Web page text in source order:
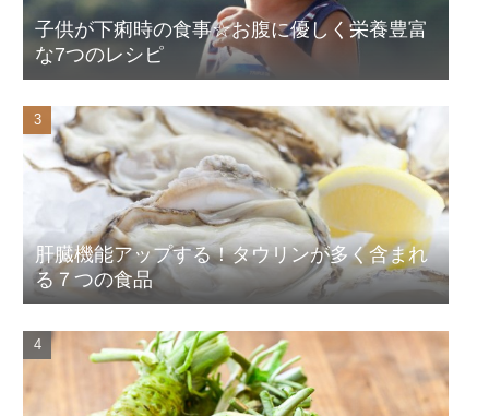
子供が下痢時の食事☆お腹に優しく栄養豊富
な7つのレシピ
肝臓機能アップする！タウリンが多く含まれ
る７つの食品